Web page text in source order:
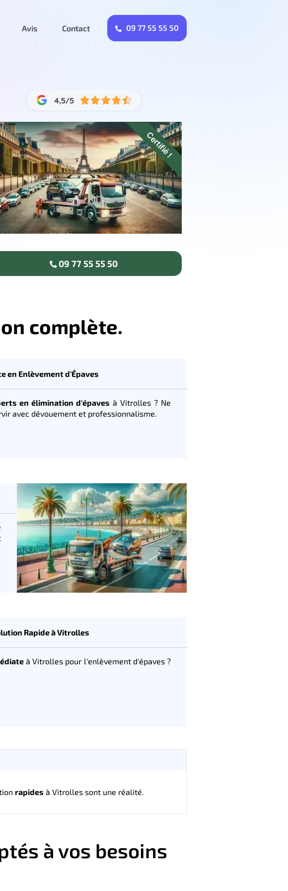
Avis Contact 09 77 55 55 50
Certifié !
09 77 55 55 50
complète.
en Enlèvement d'Épaves
en élimination d'épaves à Vitrolles ? Ne
avec dévouement et professionnalisme.
Rapide à Vitrolles
à Vitrolles pour l'enlèvement d'épaves ?
rapides à Vitrolles sont une réalité.
à vos besoins